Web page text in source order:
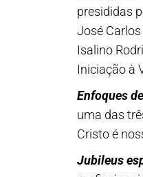
presididas
José
Isalino
Iniciação à
Enfoques
uma das
Cristo é
Jubileus